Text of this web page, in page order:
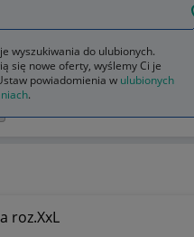
roz.XxL
wyszukiwania do ulubionych.
się nowe oferty, wyślemy Ci je
powiadomienia w ulubionych
.